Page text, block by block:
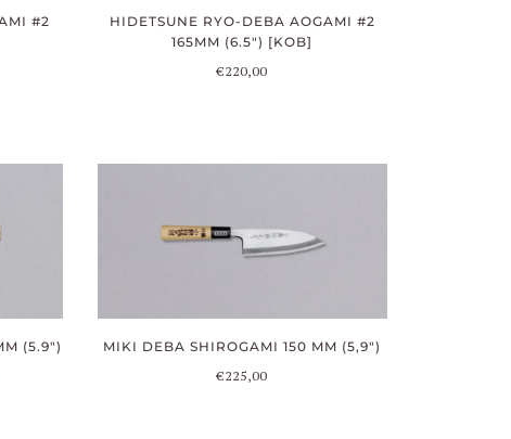
#2
HIDETSUNE RYO-DEBA AOGAMI #2
165MM (6.5") [KOB]
€220,00
(5.9") MIKI DEBA SHIROGAMI 150 MM (5,9")
€225,00